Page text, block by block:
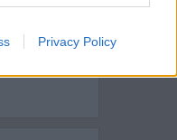
Privacy Policy